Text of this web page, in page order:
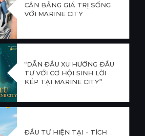
CÂN BẰNG GIÁ TRỊ SỐNG
VỚI MARINE CITY
“DẪN ĐẦU XU HƯỚNG ĐẦU
TƯ VỚI CƠ HỘI SINH LỜI
KÉP TẠI MARINE CITY”
ĐẦU TƯ HIỆN TẠI - TÍCH